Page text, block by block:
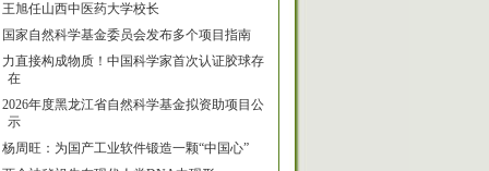
王旭任山西中医药大学校长
国家自然科学基金委员会发布多个项目指南
力直接构成物质！中国科学家首次认证胶球存
在
2026年度黑龙江省自然科学基金拟资助项目公
示
杨周旺：为国产工业软件锻造一颗“中国心”